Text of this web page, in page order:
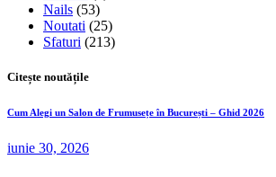
Nails (53)
Noutati (25)
Sfaturi (213)
Citește noutățile
Cum Alegi un Salon de Frumusețe în București – Ghid 2026
iunie 30, 2026